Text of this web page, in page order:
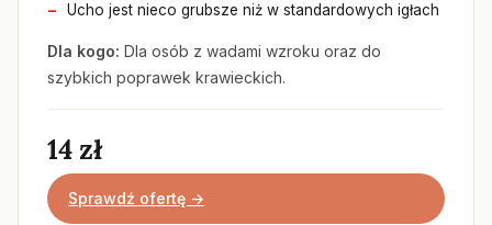
Ucho jest nieco grubsze niż w standardowych igłach
Dla kogo: Dla osób z wadami wzroku oraz do
szybkich poprawek krawieckich.
14 zł
Sprawdź ofertę →